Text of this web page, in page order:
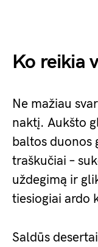
Ko reikia
Ne mažiau
naktį. Aukšto
baltos duonos
traškučiai –
uždegimą ir
tiesiogiai ardo
Saldūs